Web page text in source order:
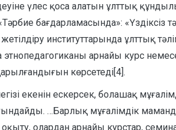
үлес қоса алатын ұлттық
бағдарламасында»: «Үздіксіз
институттарында ұлттық
арнайы курс
көрсетеді[4].
екенін ескерсек, болашақ
…Барлық мұғалімдік
олардан арнайы курстар,